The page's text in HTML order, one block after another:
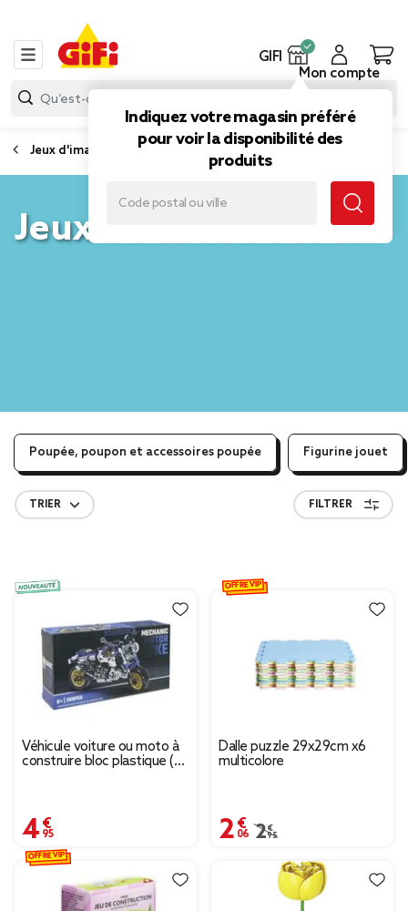
GIFI
Indiquez votre magasin préféré
pour voir la disponibilité des
produits
Mon compte
Jeux d'imagination et d'imitation
Jeux de construction
Poupée, poupon et accessoires poupée Figurine jouet
TRIER FILTRER
Véhicule voiture ou moto à
construire bloc plastique (4
4,95 €
Dalle puzzle 29x29cm x6
multicolore
2,06 €
Prix remisé de 2,95 €
2,95 €
OFFRE VIP
OFFRE VIP